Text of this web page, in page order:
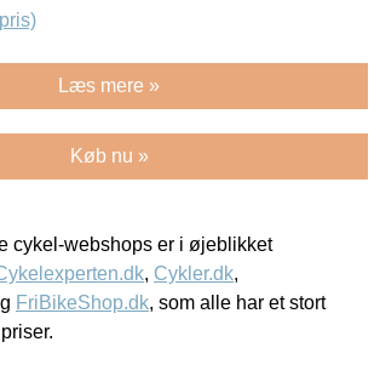
Læs mere »
Køb nu »
cykel-webshops er i øjeblikket
, Cykler.dk,
FriBikeShop.dk, som alle har et stort